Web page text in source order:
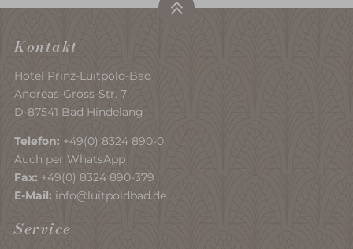
Kontakt
Hotel Prinz-Luitpold-Bad
Andreas-Gross-Str. 7
D-87541 Bad Hindelang
Telefon: +49(0) 8324 890-0
Auch per WhatsApp
Fax: +49(0) 8324 890-379
E-Mail: info@luitpoldbad.de
Service